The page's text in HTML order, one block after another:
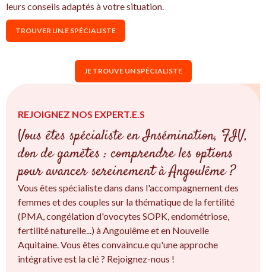
leurs conseils adaptés à votre situation.
TROUVER UN.E SPÉCIALISTE
JE TROUVE UN SPÉCIALISTE
REJOIGNEZ NOS EXPERT.E.S
Vous êtes spécialiste en Insémination, FIV,
don de gamètes : comprendre les options
pour avancer sereinement à Angoulême ?
Vous êtes spécialiste dans dans l'accompagnement des
femmes et des couples sur la thématique de la fertilité
(PMA, congélation d'ovocytes SOPK, endométriose,
fertilité naturelle...) à Angoulême et en Nouvelle
Aquitaine. Vous êtes convaincu.e qu'une approche
intégrative est la clé ? Rejoignez-nous !